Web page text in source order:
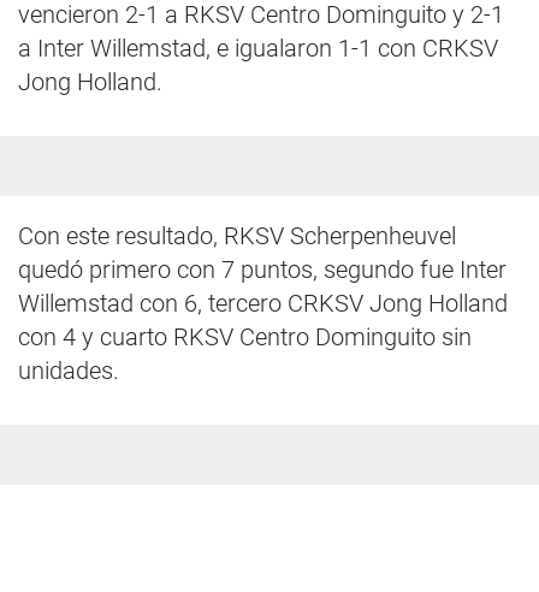
vencieron 2-1 a RKSV Centro Dominguito y 2-1
a Inter Willemstad, e igualaron 1-1 con CRKSV
Jong Holland.
Con este resultado, RKSV Scherpenheuvel
quedó primero con 7 puntos, segundo fue Inter
Willemstad con 6, tercero CRKSV Jong Holland
con 4 y cuarto RKSV Centro Dominguito sin
unidades.